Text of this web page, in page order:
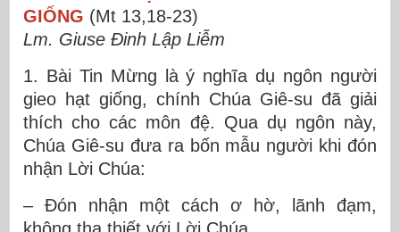
GIỐNG (Mt 13,18-23)
Lm. Giuse Đinh Lập Liễm
1. Bài Tin Mừng là ý nghĩa dụ ngôn người
gieo hạt giống, chính Chúa Giê-su đã giải
thích cho các môn đệ. Qua dụ ngôn này,
Chúa Giê-su đưa ra bốn mẫu người khi đón
nhận Lời Chúa:
– Đón nhận một cách ơ hờ, lãnh đạm,